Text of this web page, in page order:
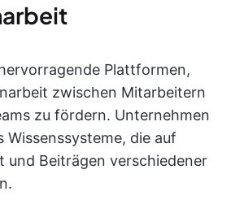
Plattformen,
zwischen Mitarbeitern
zu fördern. Unternehmen
Wissenssysteme, die auf
und Beiträgen verschiedener